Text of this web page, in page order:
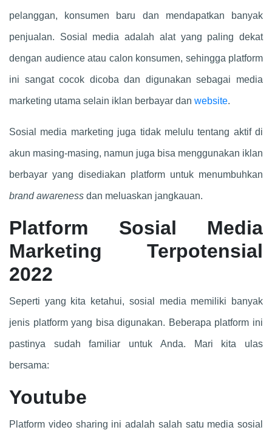
pelanggan, konsumen baru dan mendapatkan banyak
penjualan. Sosial media adalah alat yang paling dekat
dengan audience atau calon konsumen, sehingga platform
ini sangat cocok dicoba dan digunakan sebagai media
marketing utama selain iklan berbayar dan website.
Sosial media marketing juga tidak melulu tentang aktif di
akun masing-masing, namun juga bisa menggunakan iklan
berbayar yang disediakan platform untuk menumbuhkan
brand awareness dan meluaskan jangkauan.
Platform Sosial Media
Marketing Terpotensial
2022
Seperti yang kita ketahui, sosial media memiliki banyak
jenis platform yang bisa digunakan. Beberapa platform ini
pastinya sudah familiar untuk Anda. Mari kita ulas
bersama:
Youtube
Platform video sharing ini adalah salah satu media sosial